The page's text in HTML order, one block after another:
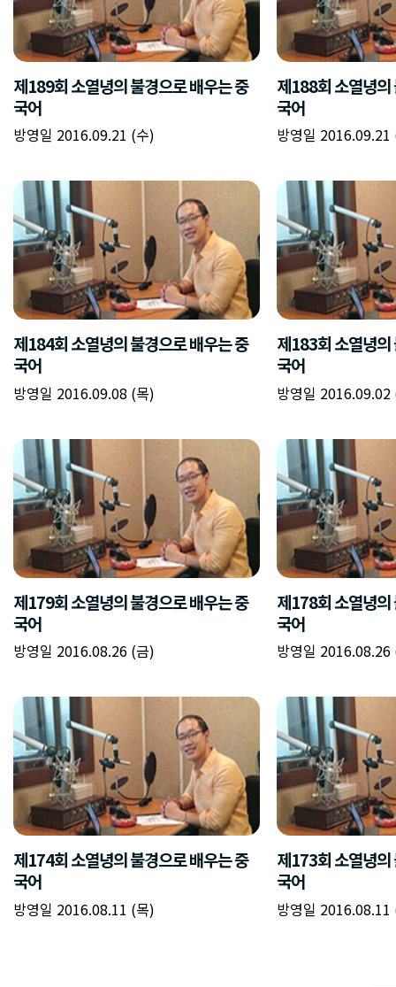
제189회 소열녕의 불경으로 배우는 중
국어
방영일 2016.09.21 (수)
제188회 소열녕의
국어
방영일 2016.09.21
제184회 소열녕의 불경으로 배우는 중
국어
방영일 2016.09.08 (목)
제183회 소열녕의
국어
방영일 2016.09.02
제179회 소열녕의 불경으로 배우는 중
국어
방영일 2016.08.26 (금)
제178회 소열녕의
국어
방영일 2016.08.26
제174회 소열녕의 불경으로 배우는 중
국어
방영일 2016.08.11 (목)
제173회 소열녕의
국어
방영일 2016.08.11